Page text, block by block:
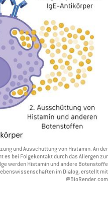
und Ausschüttung von Histamin. An der
es bei Folgekontakt durch das Allergen zur
werden Histamin und andere Botenstoffe
im Dialog, erstellt mit
@BioRender.com